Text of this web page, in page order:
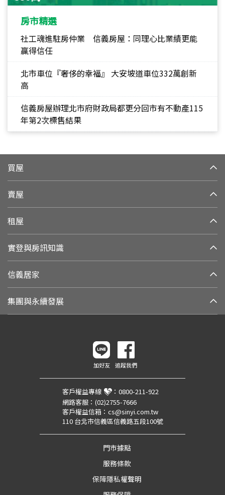
房市精選
社工魂進駐房仲業 信義房屋：同理心比業績更能
贏得信任
北市車位『奢侈的幸福』 大安坡道車位332萬創新
高
信義房屋辦理北市府財政局都更分回市有不動產115
年第2次標售結果
買屋
賣屋
租屋
實登與房訊知識
信義居家
集團與永續發展
加好友 追蹤我們
客戶權益專線 ： 0800-211-922
網路客服： (02)2755-7666
客戶權益信箱： cs@sinyi.com.tw
110 台北市信義區信義路五段100號
門市據點
服務條款
保障隱私權聲明